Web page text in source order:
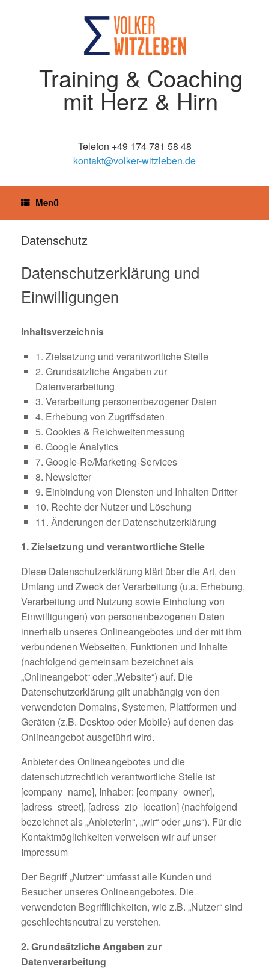
Training & Coaching
mit Herz & Hirn
Telefon +49 174 781 58 48
kontakt@volker-witzleben.de
Menü
Datenschutz
Datenschutzerklärung und
Einwilligungen
Inhaltsverzeichnis
1. Zielsetzung und verantwortliche Stelle
2. Grundsätzliche Angaben zur
Datenverarbeitung
3. Verarbeitung personenbezogener Daten
4. Erhebung von Zugriffsdaten
5. Cookies & Reichweitenmessung
6. Google Analytics
7. Google-Re/Marketing-Services
8. Newsletter
9. Einbindung von Diensten und Inhalten Dritter
10. Rechte der Nutzer und Löschung
11. Änderungen der Datenschutzerklärung
1. Zielsetzung und verantwortliche Stelle
Diese Datenschutzerklärung klärt über die Art, den
Umfang und Zweck der Verarbeitung (u.a. Erhebung,
Verarbeitung und Nutzung sowie Einholung von
Einwilligungen) von personenbezogenen Daten
innerhalb unseres Onlineangebotes und der mit ihm
verbundenen Webseiten, Funktionen und Inhalte
(nachfolgend gemeinsam bezeichnet als
„Onlineangebot“ oder „Website“) auf. Die
Datenschutzerklärung gilt unabhängig von den
verwendeten Domains, Systemen, Plattformen und
Geräten (z.B. Desktop oder Mobile) auf denen das
Onlineangebot ausgeführt wird.
Anbieter des Onlineangebotes und die
datenschutzrechtlich verantwortliche Stelle ist
[company_name], Inhaber: [company_owner],
[adress_street], [adress_zip_location] (nachfolgend
bezeichnet als „AnbieterIn“, „wir“ oder „uns“). Für die
Kontaktmöglichkeiten verweisen wir auf unser
Impressum
Der Begriff „Nutzer“ umfasst alle Kunden und
Besucher unseres Onlineangebotes. Die
verwendeten Begrifflichkeiten, wie z.B. „Nutzer“ sind
geschlechtsneutral zu verstehen.
2. Grundsätzliche Angaben zur
Datenverarbeitung